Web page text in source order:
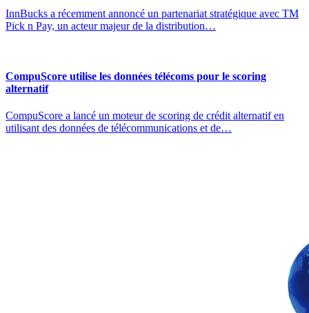
InnBucks a récemment annoncé un partenariat stratégique avec TM
Pick n Pay, un acteur majeur de la distribution…
CompuScore utilise les données télécoms pour le scoring
alternatif
CompuScore a lancé un moteur de scoring de crédit alternatif en
utilisant des données de télécommunications et de…